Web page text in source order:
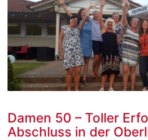
Damen 50 – Toller
Abschluss in der